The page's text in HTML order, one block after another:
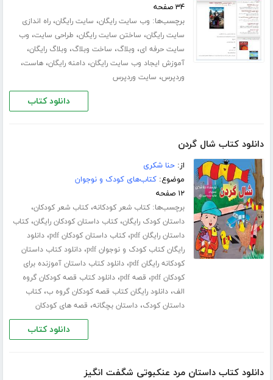
۳۴ صفحه
برچسب‌ها: وب سایت رایگان، سایت رایگان،راه اندازی
سایت رایگان، ساختن سایت رایگان، طراحی سایت، وب
سایت حرفه ای، وبلاگ، ساخت وبلاگ، وبلاگ رایگان،
آموزش ایجاد وب سایت رایگان،دامنه رایگان،هاست،
وردپرس، سایت وردپرس
دانلود کتاب
دانلود کتاب شال گردن
از:حنا شکری
موضوع:کتاب‌های کودک و نوجوان
۱۲ صفحه
برچسب‌ها:کتاب شعر کودکانه،کتاب شعر کودکان،
داستان کودک رایگان،کتاب داستان کودکان رایگان،کتاب
داستان رایگان pdf
،کتاب داستان کودکان pdf ،دانلود
رایگان کتاب کودک و نوجوان pdf
،دانلود کتاب داستان
کودکانه رایگان pdf
،دانلود کتاب داستان آموزنده برای
کودکان pdf
، قصه pdf ،دانلود کتاب قصه کودکان گروه
الف،دانلود رایگان کتاب قصه کودکان گروه ب،کتاب
داستان کودک،داستان بچگانه، قصه های کودکان
دانلود کتاب
دانلود کتاب داستان مرد عنکبوتی شگفت انگیز